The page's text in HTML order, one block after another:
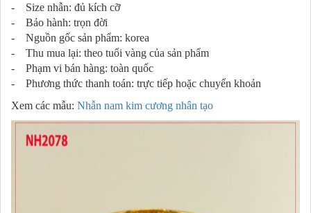
- Size nhẫn: đủ kích cỡ
- Bảo hành: trọn đời
- Nguồn gốc sản phẩm: korea
- Thu mua lại: theo tuổi vàng của sản phẩm
- Phạm vi bán hàng: toàn quốc
- Phương thức thanh toán: trực tiếp hoặc chuyển khoản
Xem các mẫu: Nhẫn nam kim cương nhân tạo